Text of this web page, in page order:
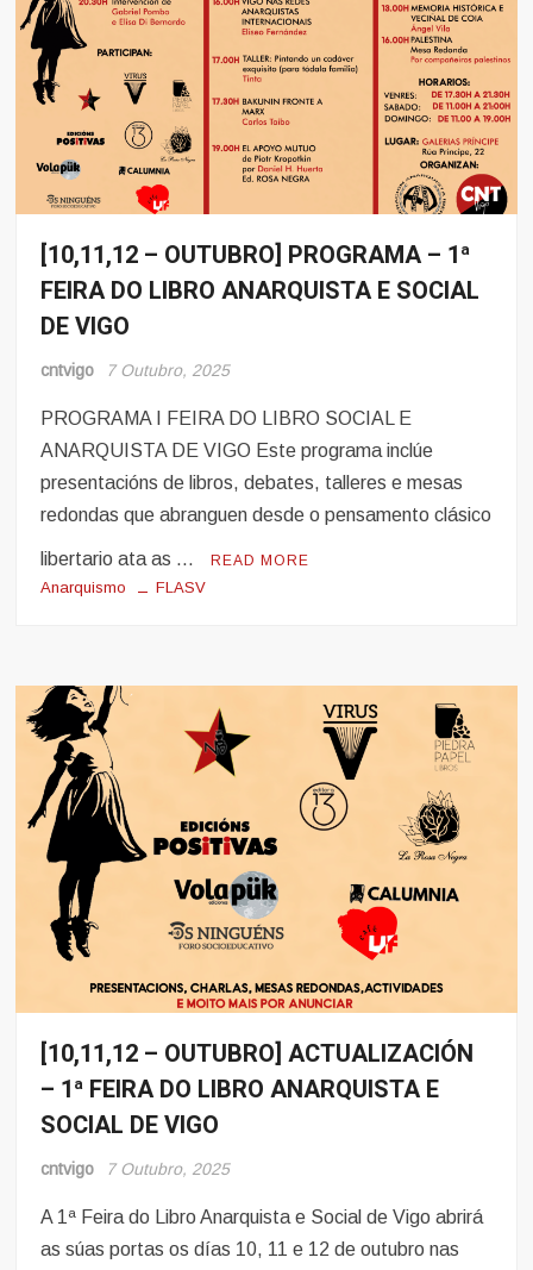
Eventos
[10,11,12 – OUTUBRO] PROGRAMA – 1ª
FEIRA DO LIBRO ANARQUISTA E SOCIAL
DE VIGO
cntvigo 7 Outubro, 2025
PROGRAMA I FEIRA DO LIBRO SOCIAL E
ANARQUISTA DE VIGO Este programa inclúe
presentacións de libros, debates, talleres e mesas
redondas que abranguen desde o pensamento clásico
libertario ata as … READ MORE
Anarquismo FLASV
Eventos
[10,11,12 – OUTUBRO] ACTUALIZACIÓN
– 1ª FEIRA DO LIBRO ANARQUISTA E
SOCIAL DE VIGO
cntvigo 7 Outubro, 2025
A 1ª Feira do Libro Anarquista e Social de Vigo abrirá
as súas portas os días 10, 11 e 12 de outubro nas